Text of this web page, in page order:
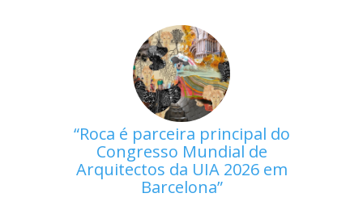
Roca é parceira principal do
Congresso Mundial de
Arquitectos da UIA 2026 em
Barcelona